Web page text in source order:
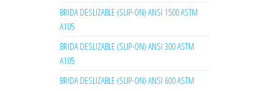
BRIDA DESLIZABLE (SLIP-ON) ANSI 1500 ASTM
A105
BRIDA DESLIZABLE (SLIP-ON) ANSI 300 ASTM
A105
BRIDA DESLIZABLE (SLIP-ON) ANSI 600 ASTM